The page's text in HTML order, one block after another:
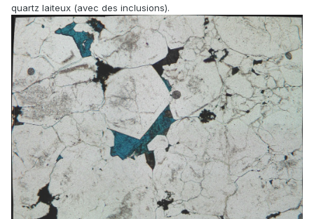
quartz laiteux (avec des inclusions).